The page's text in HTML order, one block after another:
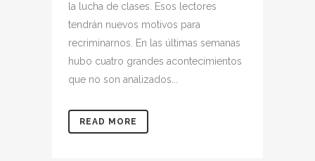
la lucha de clases. Esos lectores
tendrán nuevos motivos para
recriminarnos. En las últimas semanas
hubo cuatro grandes acontecimientos
que no son analizados...
READ MORE